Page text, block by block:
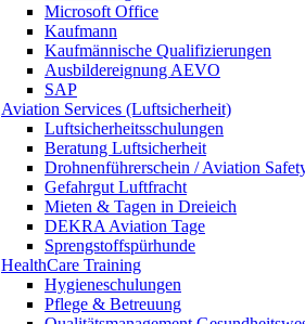
Microsoft Office
Kaufmann
Kaufmännische Qualifizierungen
Ausbildereignung AEVO
SAP
Aviation Services (Luftsicherheit)
Luftsicherheitsschulungen
Beratung Luftsicherheit
Drohnenführerschein / Aviation
Gefahrgut Luftfracht
Mieten & Tagen in Dreieich
DEKRA Aviation Tage
Sprengstoffspürhunde
HealthCare Training
Hygieneschulungen
Pflege & Betreuung